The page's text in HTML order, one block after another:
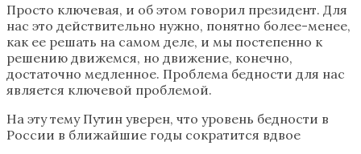
Просто ключевая, и об этом говорил президент. Для
нас это действительно нужно, понятно более-менее,
как ее решать на самом деле, и мы постепенно к
решению движемся, но движение, конечно,
достаточно медленное. Проблема бедности для нас
является ключевой проблемой.
На эту тему Путин уверен, что уровень бедности в
России в ближайшие годы сократится вдвое